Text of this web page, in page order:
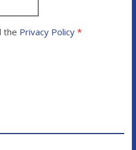
the Privacy Policy*